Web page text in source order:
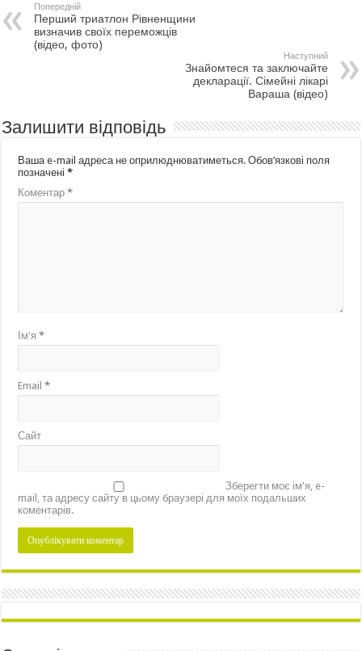
Попередній
Перший триатлон Рівненщини
визначив своїх переможців
(відео, фото)
Наступний
Знайомтеся та заключайте
декларації. Сімейні лікарі
Вараша (відео)
Залишити відповідь
Ваша e-mail адреса не оприлюднюватиметься. Обов’язкові поля
позначені*
Коментар*
Ім'я*
Email*
Сайт
Зберегти моє ім'я, e-
mail, та адресу сайту в цьому браузері для моїх подальших
коментарів.